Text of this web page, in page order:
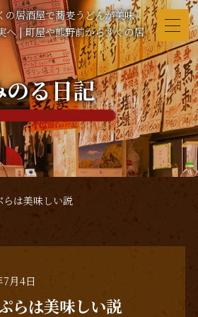
居酒屋で蕎麦うどんが美味
へ | 町屋や熊野前からすぐの居
のる日記
は美味しい説
7月4日
らは美味しい説